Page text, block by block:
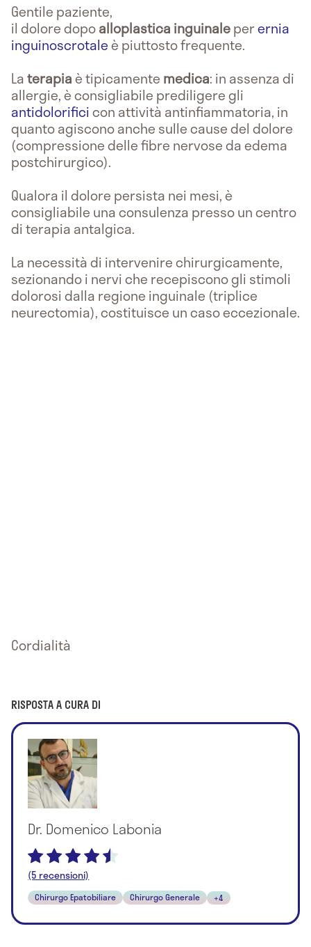
Gentile paziente,
il dolore dopoalloplastica inguinaleperernia
inguinoscrotaleè piuttosto frequente.
Laterapiaè tipicamente medica: in assenza di
allergie, è consigliabile prediligere gli
antidolorificicon attività antinfiammatoria, in
quanto agiscono anche sulle cause del dolore
(compressione delle fibre nervose da edema
postchirurgico).
Qualora il dolore persista nei mesi, è
consigliabile una consulenza presso un centro
di terapia antalgica.
La necessità di intervenire chirurgicamente,
sezionando i nervi che recepiscono gli stimoli
dolorosi dalla regione inguinale (triplice
neurectomia), costituisce un caso eccezionale.
Cordialità
RISPOSTA A CURA DI
Dr. Domenico Labonia
(5 recensioni)
Chirurgo Epatobiliare Chirurgo Generale +4